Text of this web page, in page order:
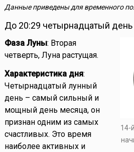
Данные приведены для временного
До 20:29 четырнадцатый день
14-
Фаза Луны: Вторая
четверть, Луна растущая.
Характеристика дня:
Четырнадцатый лунный
день – самый сильный и
мощный день месяца, он
признан одним из самых
счастливых. Это время
наиболее активных и